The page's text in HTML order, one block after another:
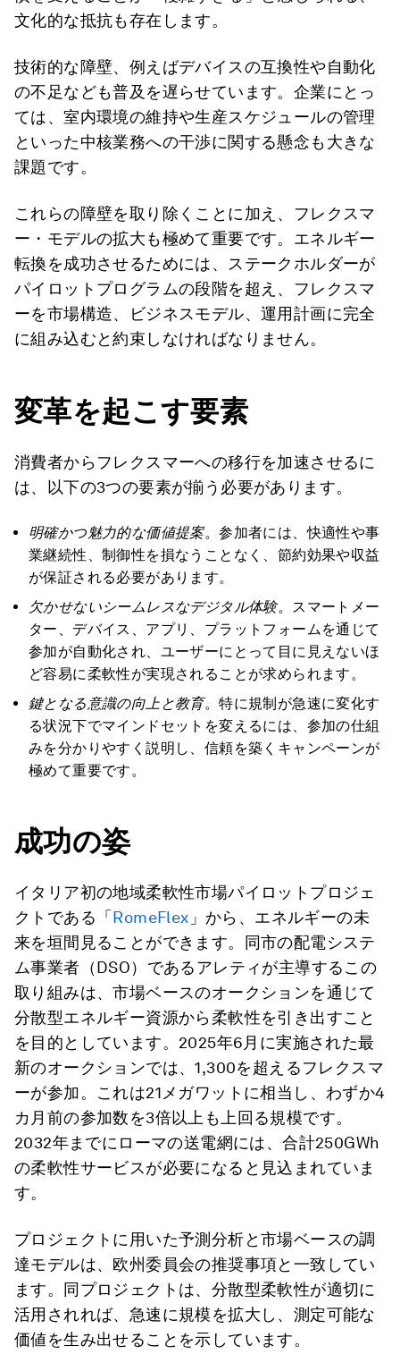
文化的な抵抗も存在します。
技術的な障壁、例えばデバイスの互換性や自動化
の不足なども普及を遅らせています。企業にとっ
ては、室内環境の維持や生産スケジュールの管理
といった中核業務への干渉に関する懸念も大きな
課題です。
これらの障壁を取り除くことに加え、フレクスマ
ー・モデルの拡大も極めて重要です。エネルギー
転換を成功させるためには、ステークホルダーが
パイロットプログラムの段階を超え、フレクスマ
ーを市場構造、ビジネスモデル、運用計画に完全
に組み込むと約束しなければなりません。
変革を起こす要素
消費者からフレクスマーへの移行を加速させるに
は、以下の3つの要素が揃う必要があります。
明確かつ魅力的な価値提案。参加者には、快適性や事
業継続性、制御性を損なうことなく、節約効果や収益
が保証される必要があります。
欠かせないシームレスなデジタル体験。スマートメー
ター、デバイス、アプリ、プラットフォームを通じて
参加が自動化され、ユーザーにとって目に見えないほ
ど容易に柔軟性が実現されることが求められます。
鍵となる意識の向上と教育。特に規制が急速に変化す
る状況下でマインドセットを変えるには、参加の仕組
みを分かりやすく説明し、信頼を築くキャンペーンが
極めて重要です。
成功の姿
イタリア初の地域柔軟性市場パイロットプロジェ
クトである「 RomeFlex 」から、エネルギーの未
来を垣間見ることができます。同市の配電システ
ム事業者（DSO）であるアレティが主導するこの
取り組みは、市場ベースのオークションを通じて
分散型エネルギー資源から柔軟性を引き出すこと
を目的としています。2025年6月に実施された最
新のオークションでは、1,300を超えるフレクスマ
ーが参加。これは21メガワットに相当し、わずか4
カ月前の参加数を3倍以上も上回る規模です。
2032年までにローマの送電網には、合計250GWh
の柔軟性サービスが必要になると見込まれていま
す。
プロジェクトに用いた予測分析と市場ベースの調
達モデルは、欧州委員会の推奨事項と一致してい
ます。同プロジェクトは、分散型柔軟性が適切に
活用されれば、急速に規模を拡大し、測定可能な
価値を生み出せることを示しています。